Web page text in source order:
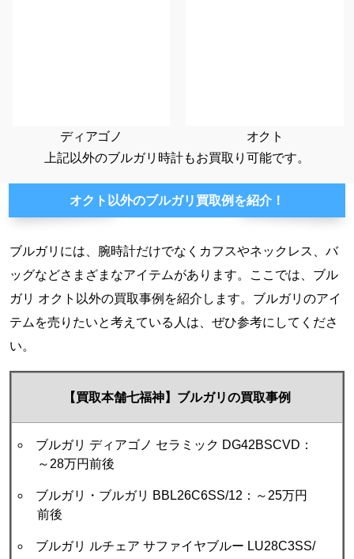
ディアゴノ
オクト
上記以外のブルガリ時計もお買取り可能です。
オクト以外のブルガリ買取例を紹介！
ブルガリには、腕時計だけでなくカフスやネックレス、バ
ッグなどさまざまなアイテムがあります。ここでは、ブル
ガリ オクト以外の買取事例を紹介します。ブルガリのアイ
テムを売りたいと考えている人は、ぜひ参考にしてくださ
い。
【買取本舗七福神】ブルガリの買取事例
ブルガリ ディアゴノ セラミック DG42BSCVD：
～28万円前後
ブルガリ・ブルガリ BBL26C6SS/12：～25万円
前後
ブルガリ ルチェア サファイヤブルー LU28C3SS/